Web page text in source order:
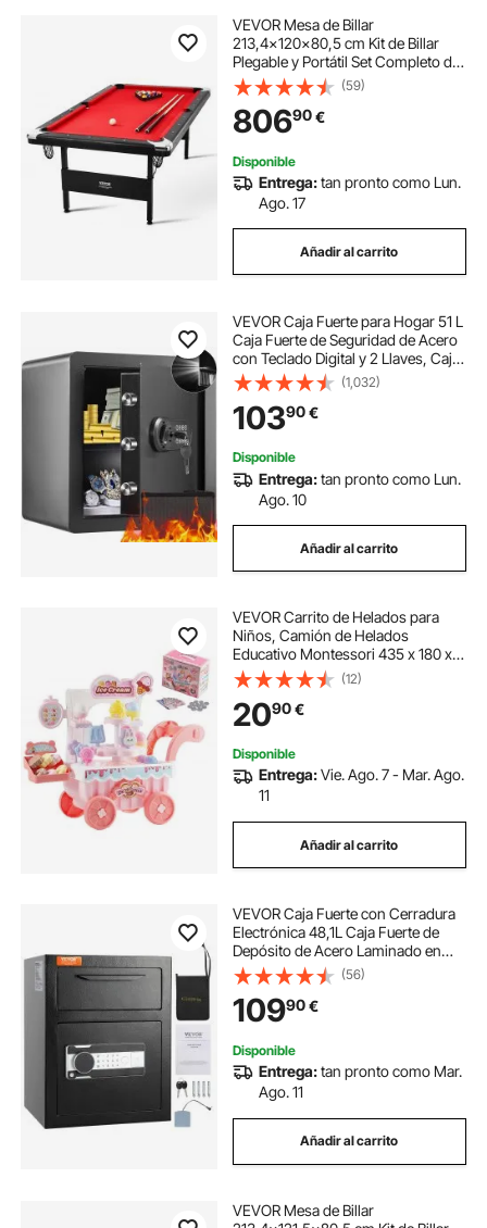
VEVOR Mesa de Billar
213,4x120x80,5 cm Kit de Billar
Plegable y Portátil Set Completo de
Accesorios con Bolas, Tacos, Tizas
y Pincel Color Negro con Tela Roja
para Sala de Juegos, Hogar, Club,
Bar
(59)
80690€
Disponible
Entrega:tan pronto como Lun.
Ago. 17
Añadir al carrito
VEVOR Caja Fuerte para Hogar 51 L
Caja Fuerte de Seguridad de Acero
con Teclado Digital y 2 Llaves, Caja
Fuerte de Armario con Bolsa
Ignífuga, para Proteger Dinero, Oro,
Joyas, Hotel, 400x330x430 mm
(1,032)
10390€
Disponible
Entrega:tan pronto como Lun.
Ago. 10
Añadir al carrito
VEVOR Carrito de Helados para
Niños, Camión de Helados
Educativo Montessori 435 x 180 x
360 mm con 27 Accesorios, Dinero
de Juguete, Efectos de Luz y Sonido
para Niños de 3 Años en Adelante,
Rosa
(12)
2090€
Disponible
Entrega:Vie. Ago. 7 - Mar. Ago.
11
Añadir al carrito
VEVOR Caja Fuerte con Cerradura
Electrónica 48,1L Caja Fuerte de
Depósito de Acero Laminado en
Frío Caja Fuerte con Trampilla
Desbloqueo de Contraseña de 3-12
Dígitos y Llaves para Documentos
Dinero
(56)
10990€
Disponible
Entrega:tan pronto como Mar.
Ago. 11
Añadir al carrito
VEVOR Mesa de Billar